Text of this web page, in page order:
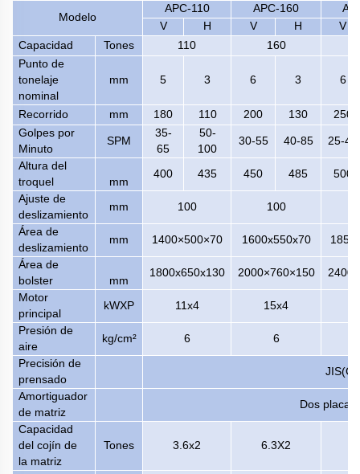
Modelo
APC-110 APC-160
V
H V H
V
Capacidad
Tones 110 160
Punto de
tonelaje
nominal
mm 5 3 6 3 6
Recorrido mm 180 110 200 130
250
Golpes por
Minuto
SPM
35-
65
50-
100
30-55 40-85
25-45
Altura del
troquel
mm
400 435 450 485
500
Ajuste de
deslizamiento
mm 100 100
Área de
deslizamiento
mm 1400×500×70 1600x550x70
Área de
bolster
mm
1800x650x130 2000×760×150
Motor
principal
kWXP 11x4 15x4
Presión de
aire
kg/cm² 6
6
Precisión de
prensado
Amortiguador
de matriz
Dos placas
Capacidad
del cojín de
la matriz
Tones 3.6x2 6.3X2